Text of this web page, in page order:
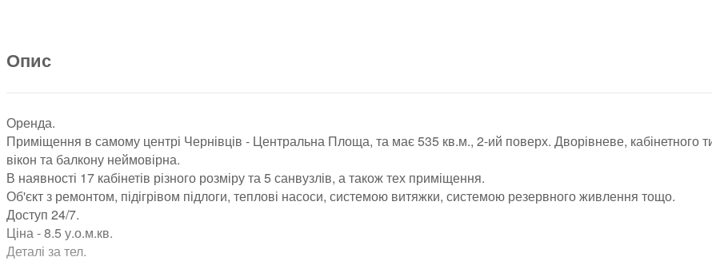
Опис
Оренда.
Приміщення в самому центрі Чернівців - Центральна Площа, та має 535 кв.м., 2-ий поверх. Дворівневе,
вікон та балкону неймовірна.
В наявності 17 кабінетів різного розміру та 5 санвузлів, а також тех приміщення.
Об'єкт з ремонтом, підігрівом підлоги, теплові насоси, системою витяжки, системою резервного живлення тощо.
Доступ 24/7.
Ціна - 8.5 у.о.м.кв.
Деталі за тел.